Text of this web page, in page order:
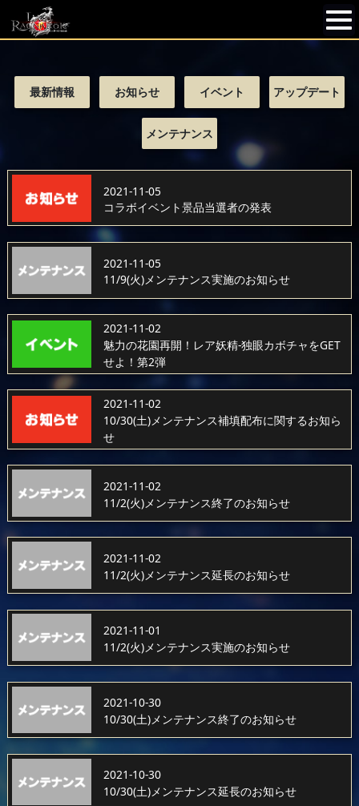
最新情報 お知らせ イベント アップデート
メンテナンス
2021-11-05
コラボイベント景品当選者の発表
2021-11-05
11/9(火)メンテナンス実施のお知らせ
2021-11-02
魅力の花園再開！レア妖精-独眼カボチャをGET
せよ！第2弾
2021-11-02
10/30(土)メンテナンス補填配布に関するお知ら
せ
2021-11-02
11/2(火)メンテナンス終了のお知らせ
2021-11-02
11/2(火)メンテナンス延長のお知らせ
2021-11-01
11/2(火)メンテナンス実施のお知らせ
2021-10-30
10/30(土)メンテナンス終了のお知らせ
2021-10-30
10/30(土)メンテナンス延長のお知らせ